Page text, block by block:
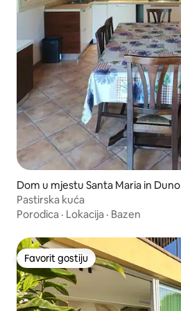
Dom u mjestu Santa Maria in Duno
Pastirska kuća
Porodica · Lokacija · Bazen
Favorit gostiju
Favorit gostiju